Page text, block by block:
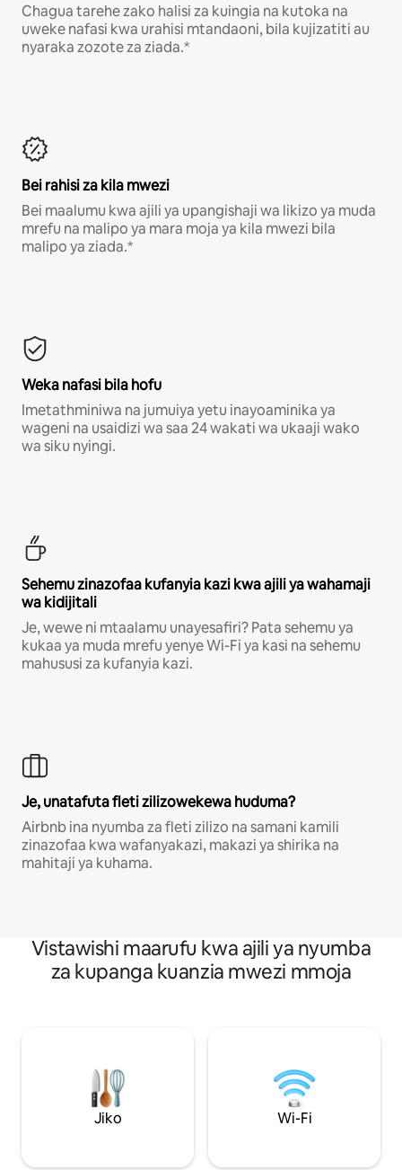
Chagua tarehe zako halisi za kuingia na kutoka na
uweke nafasi kwa urahisi mtandaoni, bila kujizatiti au
nyaraka zozote za ziada.*
Bei rahisi za kila mwezi
Bei maalumu kwa ajili ya upangishaji wa likizo ya muda
mrefu na malipo ya mara moja ya kila mwezi bila
malipo ya ziada.*
Weka nafasi bila hofu
Imetathminiwa na jumuiya yetu inayoaminika ya
wageni na usaidizi wa saa 24 wakati wa ukaaji wako
wa siku nyingi.
Sehemu zinazofaa kufanyia kazi kwa ajili ya wahamaji
wa kidijitali
Je, wewe ni mtaalamu unayesafiri? Pata sehemu ya
kukaa ya muda mrefu yenye Wi-Fi ya kasi na sehemu
mahususi za kufanyia kazi.
Je, unatafuta fleti zilizowekewa huduma?
Airbnb ina nyumba za fleti zilizo na samani kamili
zinazofaa kwa wafanyakazi, makazi ya shirika na
mahitaji ya kuhama.
Vistawishi maarufu kwa ajili ya nyumba
za kupanga kuanzia mwezi mmoja
Jiko Wi-Fi